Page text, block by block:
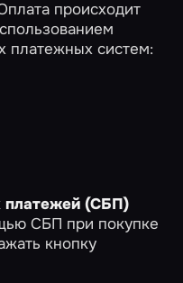
происходит
платежных систем:
платежей (СБП)
СБП при покупке
кнопку